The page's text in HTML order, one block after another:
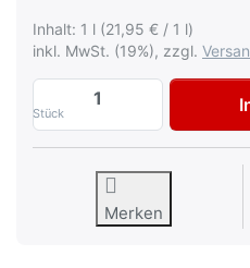
Inhalt: 1 l (21,95 € / 1 l)
inkl. MwSt. (19%), zzgl.
Stück
Tannox
Merken